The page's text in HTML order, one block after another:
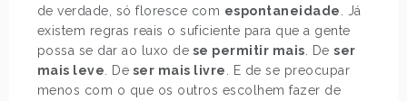
de verdade, só floresce com espontaneidade
. Já
existem regras reais o suficiente para que a gente
possa se dar ao luxo de se permitir mais . Deser
mais leve . De ser mais livre
. E de se preocupar
menos com o que os outros escolhem fazer de